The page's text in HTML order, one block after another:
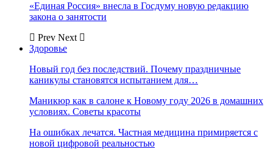
«Единая Россия» внесла в Госдуму новую редакцию
закона о занятости
Prev Next
Здоровье
Новый год без последствий. Почему праздничные
каникулы становятся испытанием для…
Маникюр как в салоне к Новому году 2026 в домашних
условиях. Советы красоты
На ошибках лечатся. Частная медицина примиряется с
новой цифровой реальностью